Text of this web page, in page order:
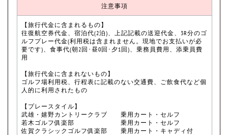
注意事項
【旅行代金に含まれるもの】
往復航空券代金、宿泊代(2泊)、上記記載の送迎代金、3R分のゴ
ルフプレー代金(利用税は含まれません。現地でお支払いが必
要です)、食事代(朝2回･昼0回･夕1回)、乗務員費用、添乗員費
用
【旅行代金に含まれないもの】
ゴルフ場利用税、行程表に記載のない交通費、ご飲食代など個
人的に利用されたもの
【プレースタイル】
武雄・嬉野カントリークラブ 乗用カート・セルフ
若木ゴルフ俱楽部 乗用カート・セルフ
佐賀クラシックゴルフ俱楽部 乗用カート・キャディ付